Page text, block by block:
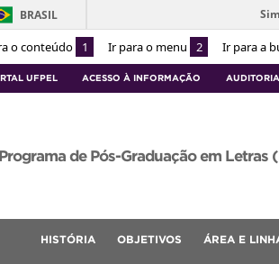
o conteúdo 1 Ir para o menu 2 Ir para a
BRASIL
UFPEL ACESSO À INFORMAÇÃO AUDITORIA
Programa de Pós-Graduação em Letras
HISTÓRIA OBJETIVOS ÁREA E